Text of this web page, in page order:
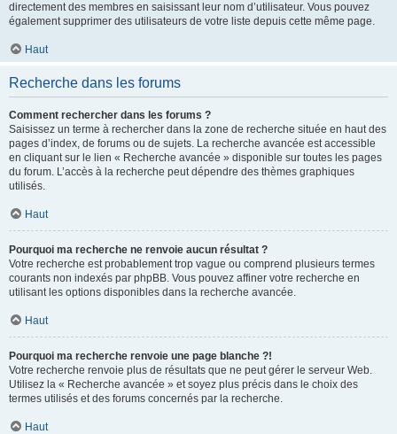
directement des membres en saisissant leur nom d’utilisateur. Vous pouvez
également supprimer des utilisateurs de votre liste depuis cette même page.
Haut
Recherche dans les forums
Comment rechercher dans les forums ?
Saisissez un terme à rechercher dans la zone de recherche située en haut des
pages d’index, de forums ou de sujets. La recherche avancée est accessible
en cliquant sur le lien « Recherche avancée » disponible sur toutes les pages
du forum. L’accès à la recherche peut dépendre des thèmes graphiques
utilisés.
Haut
Pourquoi ma recherche ne renvoie aucun résultat ?
Votre recherche est probablement trop vague ou comprend plusieurs termes
courants non indexés par phpBB. Vous pouvez affiner votre recherche en
utilisant les options disponibles dans la recherche avancée.
Haut
Pourquoi ma recherche renvoie une page blanche ?!
Votre recherche renvoie plus de résultats que ne peut gérer le serveur Web.
Utilisez la « Recherche avancée » et soyez plus précis dans le choix des
termes utilisés et des forums concernés par la recherche.
Haut